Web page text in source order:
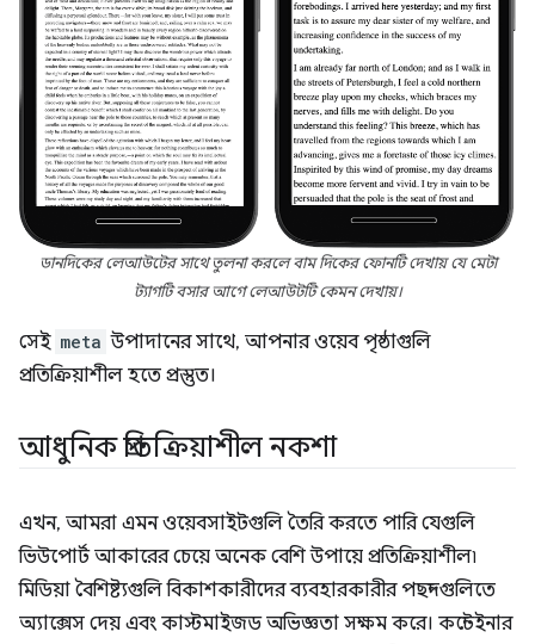
ডানদিকের লেআউটের সাথে তুলনা করলে বাম দিকের ফোনটি দেখায় যে মেটা
ট্যাগটি বসার আগে লেআউটটি কেমন দেখায়।
সেই meta উপাদানের সাথে, আপনার ওয়েব পৃষ্ঠাগুলি
প্রতিক্রিয়াশীল হতে প্রস্তুত।
আধুনিক প্রতিক্রিয়াশীল নকশা
এখন, আমরা এমন ওয়েবসাইটগুলি তৈরি করতে পারি যেগুলি
ভিউপোর্ট আকারের চেয়ে অনেক বেশি উপায়ে প্রতিক্রিয়াশীল৷
মিডিয়া বৈশিষ্ট্যগুলি বিকাশকারীদের ব্যবহারকারীর পছন্দগুলিতে
অ্যাক্সেস দেয় এবং কাস্টমাইজড অভিজ্ঞতা সক্ষম করে। কন্টেইনার